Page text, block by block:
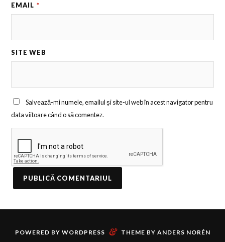
EMAIL *
SITE WEB
Salvează-mi numele, emailul și site-ul web în acest navigator pentru
data viitoare când o să comentez.
POWERED BY WORDPRESS & THEME BY ANDERS NORÉN